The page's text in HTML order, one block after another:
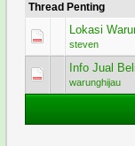
Thread Penting
Lokasi
steven
1
Info Jual
warunghijau
2